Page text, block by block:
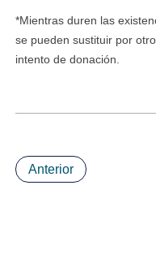
*Mientras duren las
se pueden sustituir por
intento de donación.
Anterior